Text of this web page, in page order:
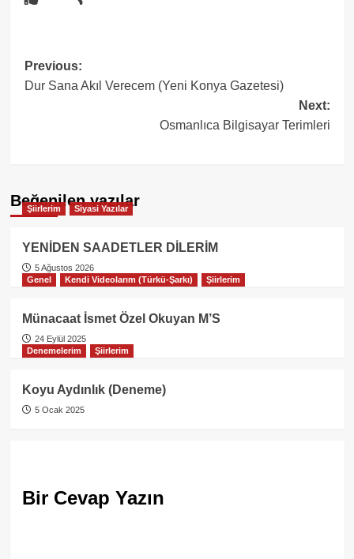
Post
navigation
Previous:
Dur Sana Akıl Verecem (Yeni Konya Gazetesi)
Next:
Osmanlıca Bilgisayar Terimleri
Beğenilen yazılar
Şiirlerim Siyasi Yazılar
YENİDEN SAADETLER DİLERİM
5 Ağustos 2026
Genel
Kendi Videolarım (Türkü-Şarkı) Şiirlerim
Münacaat İsmet Özel Okuyan M’S
24 Eylül 2025
Denemelerim
Şiirlerim
Koyu Aydınlık (Deneme)
5 Ocak 2025
Bir Cevap Yazın